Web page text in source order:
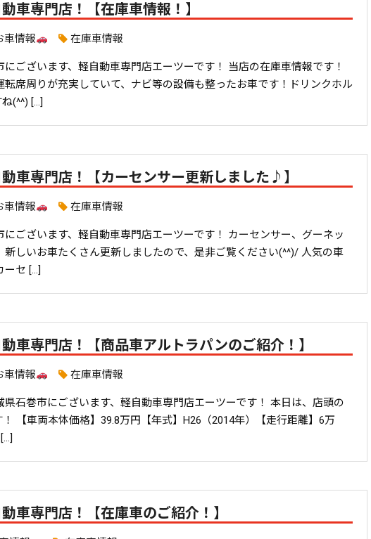
車専門店！【在庫車情報！】
車情報 在庫車情報
ございます、軽自動車専門店エーツーです！ 当店の在庫車情報です！
席周りが充実していて、ナビ等の設備も整ったお車です！ドリンクホル
(^^) […]
車専門店！【カーセンサー更新しました♪】
車情報 在庫車情報
にございます、軽自動車専門店エーツーです！ カーセンサー、グーネッ
新しいお車たくさん更新しましたので、是非ご覧ください(^^)/ 人気の車
ーセ […]
車専門店！【商品車アルトラパンのご紹介！】
車情報 在庫車情報
県石巻市にございます、軽自動車専門店エーツーです！ 本日は、店頭の
【車両本体価格】39.8万円【年式】H26（2014年）【走行距離】6万
車専門店！【在庫車のご紹介！】